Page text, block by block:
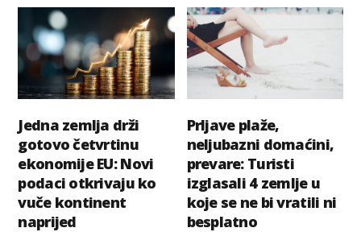
Jedna zemlja drži
gotovo četvrtinu
ekonomije EU: Novi
podaci otkrivaju ko
vuče kontinent
naprijed
Prljave plaže,
neljubazni domaćini,
prevare: Turisti
izglasali 4 zemlje u
koje se ne bi vratili ni
besplatno